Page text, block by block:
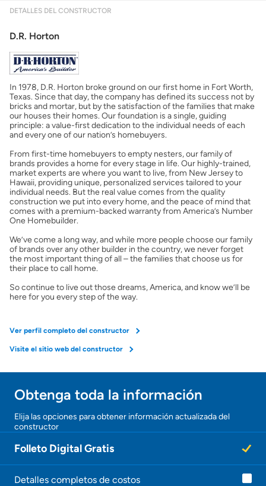
DETALLES DEL CONSTRUCTOR
D.R. Horton
In 1978, D.R. Horton broke ground on our first home in Fort Worth,
Texas. Since that day, the company has defined its success not by
bricks and mortar, but by the satisfaction of the families that make
our houses their homes. Our foundation is a single, guiding
principle: a value-first dedication to the individual needs of each
and every one of our nation’s homebuyers.
From first-time homebuyers to empty nesters, our family of
brands provides a home for every stage in life. Our highly-trained,
market experts are where you want to live, from New Jersey to
Hawaii, providing unique, personalized services tailored to your
individual needs. But the real value comes from the quality
construction we put into every home, and the peace of mind that
comes with a premium-backed warranty from America’s Number
One Homebuilder.
We’ve come a long way, and while more people choose our family
of brands over any other builder in the country, we never forget
the most important thing of all – the families that choose us for
their place to call home.
So continue to live out those dreams, America, and know we’ll be
here for you every step of the way.
Ver perfil completo del constructor
Visite el sitio web del constructor
Obtenga toda la información
Elija las opciones para obtener información actualizada del
constructor
Folleto Digital Gratis
Detalles completos de costos